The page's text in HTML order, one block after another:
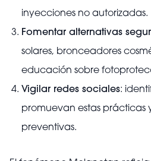
inyecciones no autorizadas.
Fomentar alternativas
solares, bronceadores
educación sobre
Vigilar redes sociales:
promuevan estas
preventivas.